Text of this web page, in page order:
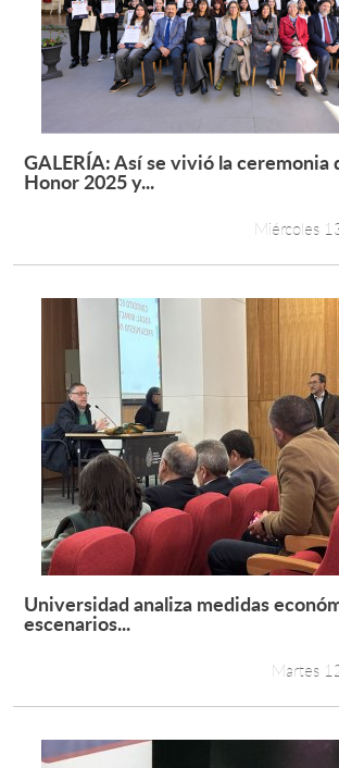
GALERÍA: Así se vivió la ceremonia
Honor 2025 y...
Miércoles
Universidad analiza medidas
escenarios...
Martes